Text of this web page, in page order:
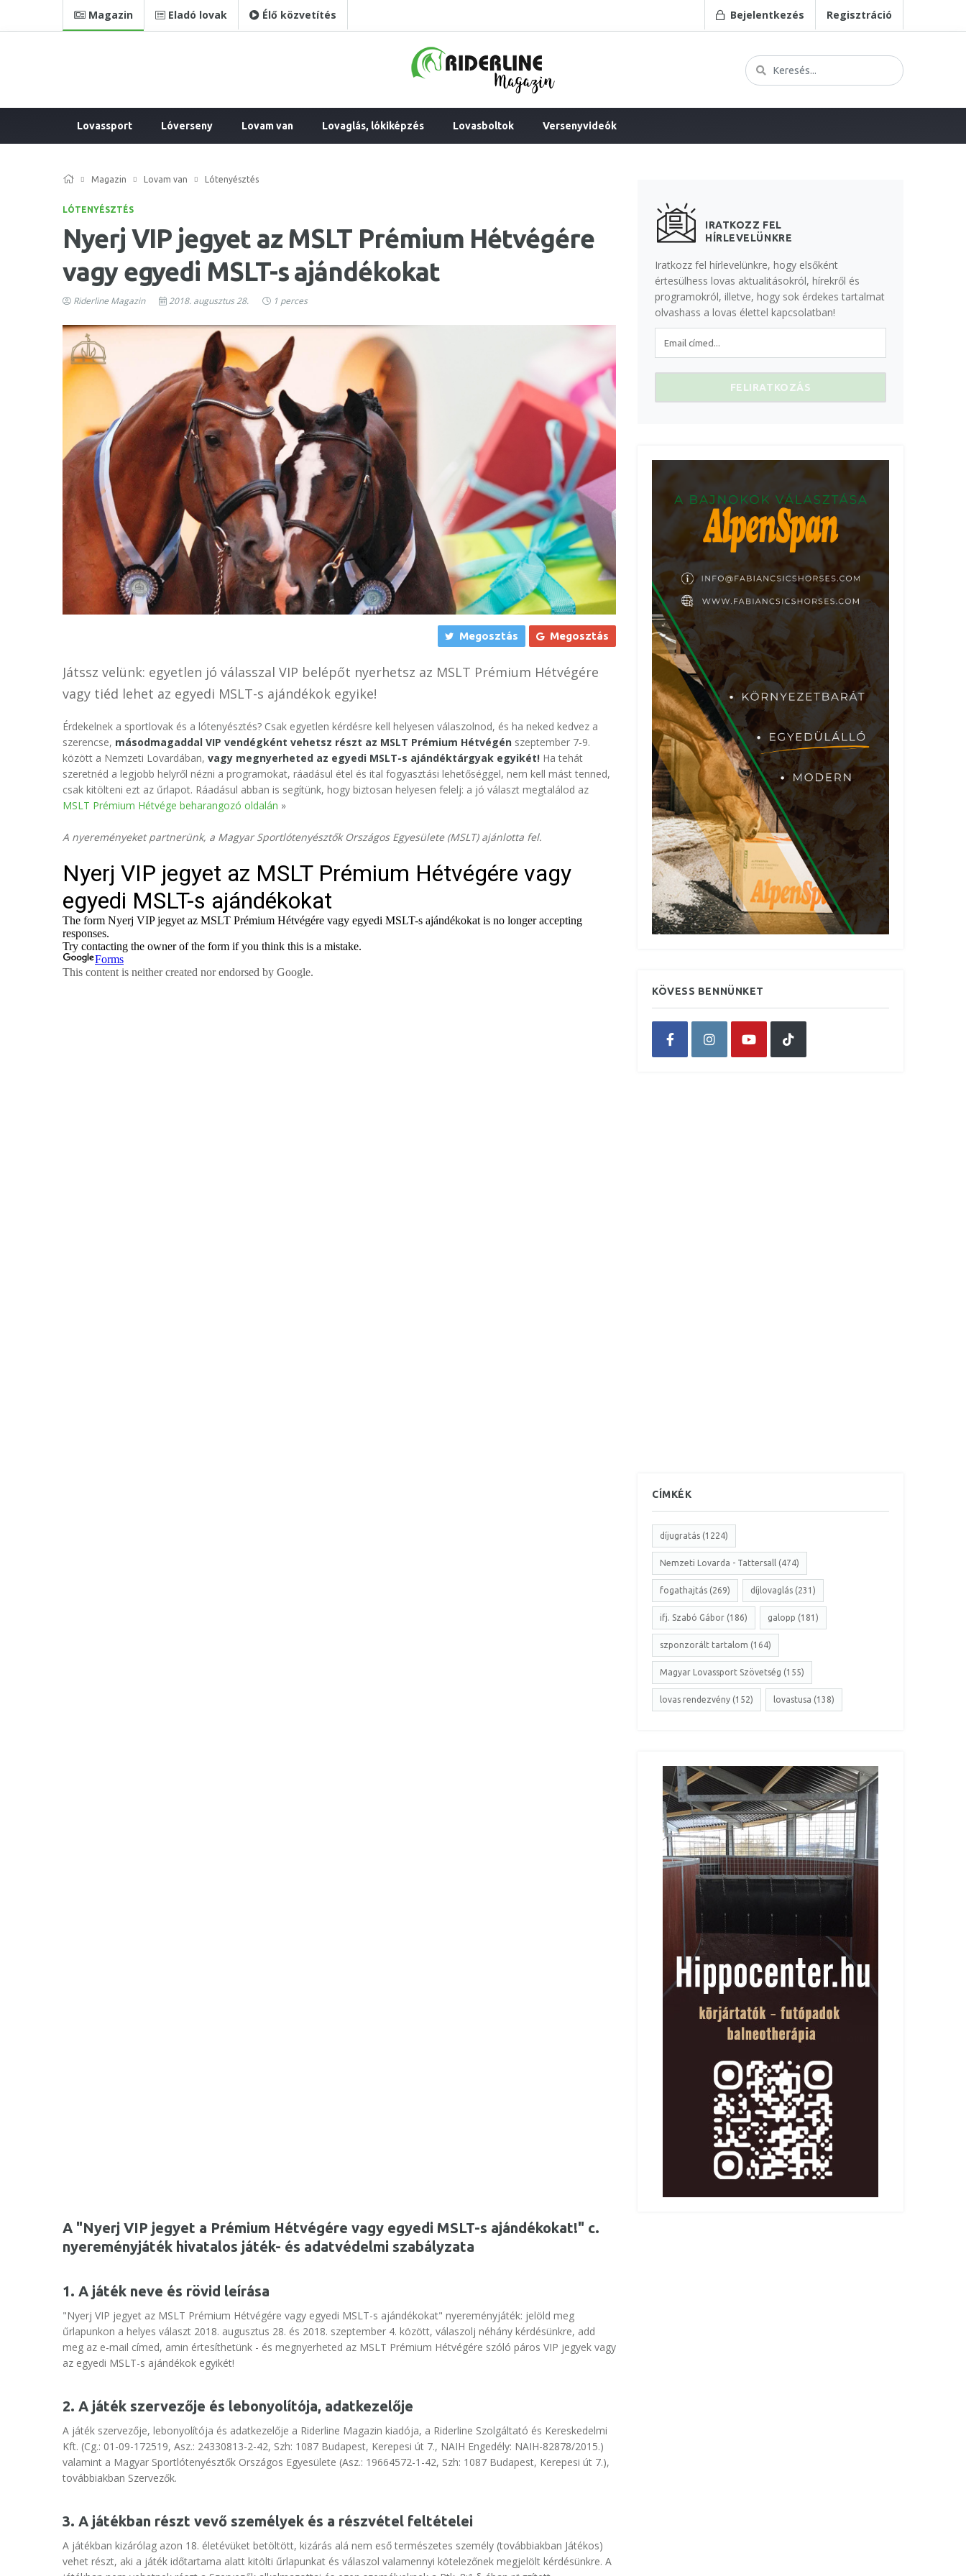
Magazin Eladó lovak Élő közvetítés Bejelentkezés Regisztráció
Lovassport Lóverseny Lovam van Lovaglás, lókiképzés Lovasboltok Versenyvideók
Magazin Lovam van Lótenyésztés
LÓTENYÉSZTÉS
Nyerj VIP jegyet az MSLT Prémium Hétvégére
vagy egyedi MSLT-s ajándékokat
Riderline Magazin 2018. augusztus 28. 1 perces
Megosztás Megosztás
Játssz velünk: egyetlen jó válasszal VIP belépőt nyerhetsz az MSLT Prémium Hétvégére
vagy tiéd lehet az egyedi MSLT-s ajándékok egyike!
Érdekelnek a sportlovak és a lótenyésztés? Csak egyetlen kérdésre kell helyesen válaszolnod, és ha neked kedvez a
szerencse, másodmagaddal VIP vendégként vehetsz részt az MSLT Prémium Hétvégén szeptember 7-9.
között a Nemzeti Lovardában, vagy megnyerheted az egyedi MSLT-s ajándéktárgyak egyikét! Ha tehát
szeretnéd a legjobb helyről nézni a programokat, ráadásul étel és ital fogyasztási lehetőséggel, nem kell mást tenned,
csak kitölteni ezt az űrlapot. Ráadásul abban is segítünk, hogy biztosan helyesen felelj: a jó választ megtalálod az
MSLT Prémium Hétvége beharangozó oldalán »
A nyereményeket partnerünk, a Magyar Sportlótenyésztők Országos Egyesülete (MSLT) ajánlotta fel.
A "Nyerj VIP jegyet a Prémium Hétvégére vagy egyedi MSLT-s ajándékokat!" c.
nyereményjáték hivatalos játék- és adatvédelmi szabályzata
1. A játék neve és rövid leírása
"Nyerj VIP jegyet az MSLT Prémium Hétvégére vagy egyedi MSLT-s ajándékokat" nyereményjáték: jelöld meg
űrlapunkon a helyes választ 2018. augusztus 28. és 2018. szeptember 4. között, válaszolj néhány kérdésünkre, add
meg az e-mail címed, amin értesíthetünk - és megnyerheted az MSLT Prémium Hétvégére szóló páros VIP jegyek vagy
az egyedi MSLT-s ajándékok egyikét!
2. A játék szervezője és lebonyolítója, adatkezelője
A játék szervezője, lebonyolítója és adatkezelője a Riderline Magazin kiadója, a Riderline Szolgáltató és Kereskedelmi
Kft. (Cg.: 01-09-172519, Asz.: 24330813-2-42, Szh: 1087 Budapest, Kerepesi út 7., NAIH Engedély: NAIH-82878/2015.)
valamint a Magyar Sportlótenyésztők Országos Egyesülete (Asz.: 19664572-1-42, Szh: 1087 Budapest, Kerepesi út 7.),
továbbiakban Szervezők.
3. A játékban részt vevő személyek és a részvétel feltételei
A játékban kizárólag azon 18. életévüket betöltött, kizárás alá nem eső természetes személy (továbbiakban Játékos)
vehet részt, aki a játék időtartama alatt kitölti űrlapunkat és válaszol valamennyi kötelezőnek megjelölt kérdésünkre. A
IRATKOZZ FEL
HÍRLEVELÜNKRE
Iratkozz fel hírlevelünkre, hogy elsőként
értesülhess lovas aktualitásokról, hírekről és
programokról, illetve, hogy sok érdekes tartalmat
olvashass a lovas élettel kapcsolatban!
KÖVESS BENNÜNKET
CÍMKÉK
díjugratás (1224)
Nemzeti Lovarda - Tattersall (474)
fogathajtás (269) díjlovaglás (231)
ifj. Szabó Gábor (186) galopp (181)
szponzorált tartalom (164)
Magyar Lovassport Szövetség (155)
lovas rendezvény (152) lovastusa (138)